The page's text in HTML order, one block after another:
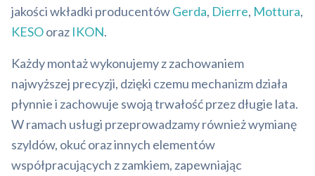
jakości wkładki producentówGerda, Dierre, Mottura,
KESOoraz IKON.
Każdy montaż wykonujemy z zachowaniem
najwyższej precyzji, dzięki czemu mechanizm działa
płynnie i zachowuje swoją trwałość przez długie lata.
W ramach usługi przeprowadzamy również wymianę
szyldów, okuć oraz innych elementów
współpracujących z zamkiem, zapewniając